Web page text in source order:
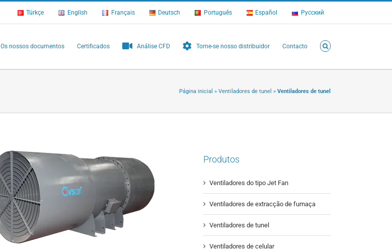
Türkçe English Français Deutsch Português Español Русский
Os nossos documentos Certificados Análise CFD Torne-se nosso distribuidor Contacto
Página inicial » Ventiladores de tunel » Ventiladores de tunel
Produtos
Ventiladores do tipo Jet Fan
Ventiladores de extracção de fumaça
Ventiladores de tunel
Ventiladores de celular